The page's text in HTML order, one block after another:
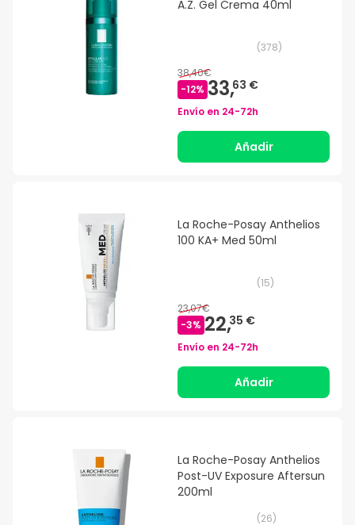
A.Z. Gel Crema 40ml
(378)
38,40€
-12% 33,63 €
Envío en 24-72h
Añadir
La Roche-Posay Anthelios
100 KA+ Med 50ml
(15)
23,07€
-3% 22,35 €
Envío en 24-72h
Añadir
La Roche-Posay Anthelios
Post-UV Exposure Aftersun
200ml
(26)